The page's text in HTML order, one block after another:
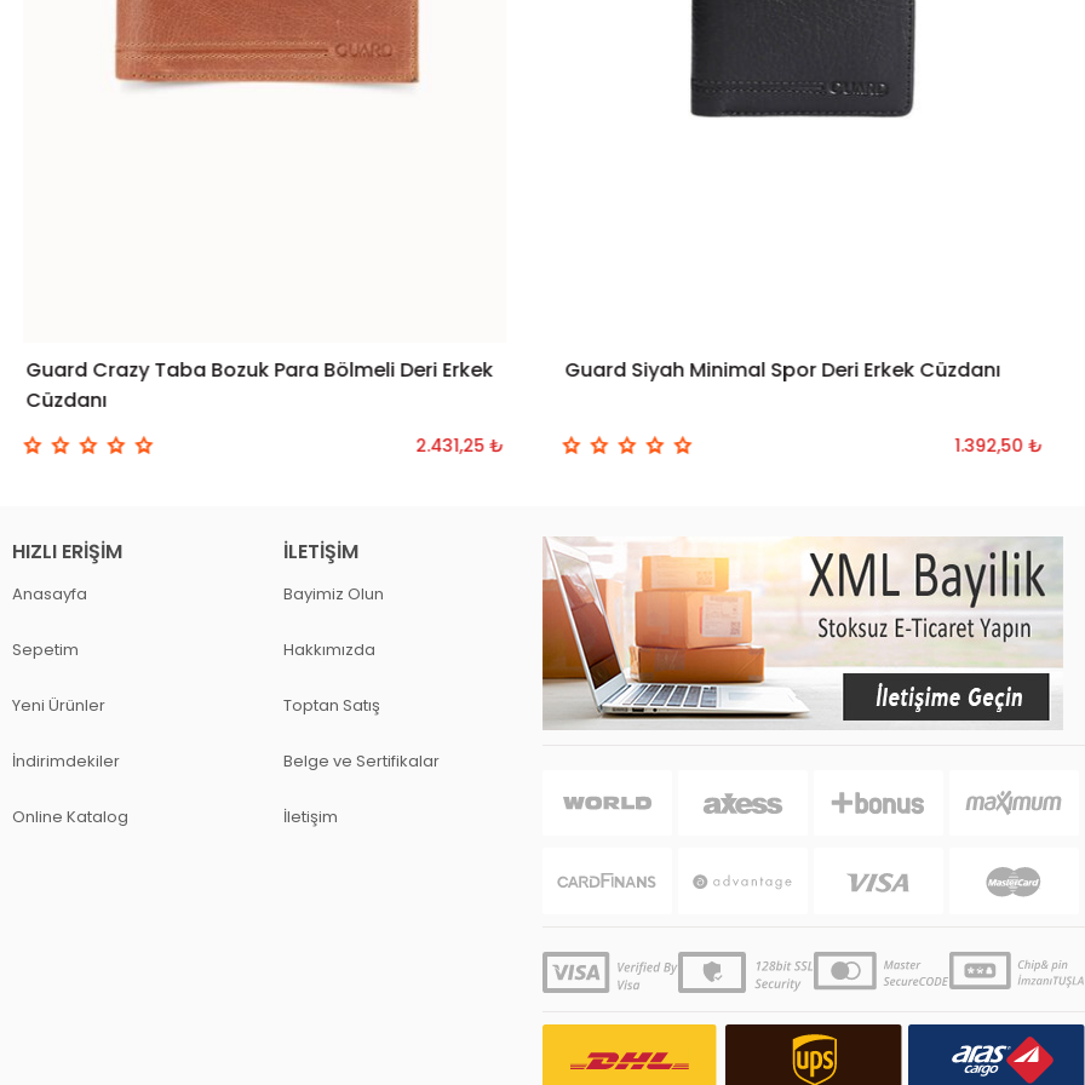
SEPETE EKLE
Guard Crazy Taba Bozuk Para Bölmeli Deri Erkek
Cüzdanı
2.431,25 ₺
SEPETE EKLE
Guard Siyah Minimal Spor Deri Erkek Cüzdanı
1.392,50 ₺
HIZLI ERIŞIM
Anasayfa
Sepetim
Yeni Ürünler
İndirimdekiler
Online Katalog
İLETIŞIM
Bayimiz Olun
Hakkımızda
Toptan Satış
Belge ve Sertifikalar
İletişim